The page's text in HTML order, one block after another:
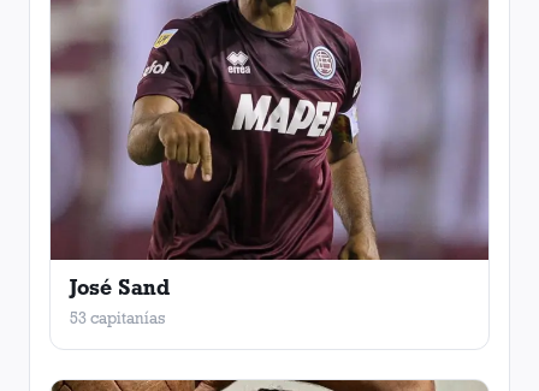
José Sand
53 capitanías